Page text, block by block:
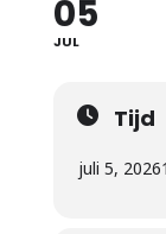
05
JUL
Tijd
juli 5, 2026